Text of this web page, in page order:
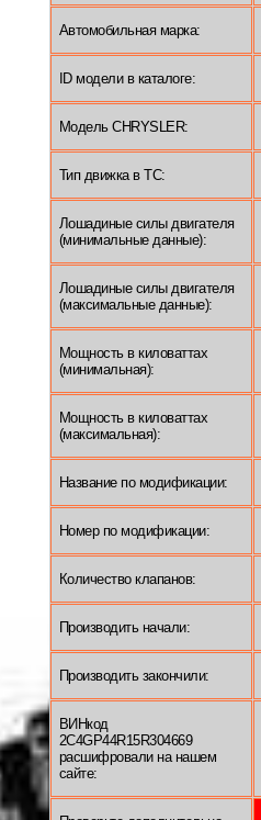
Автомобильная марка:
ID модели в каталоге:
Модель CHRYSLER:
Тип движка в ТС:
Лошадиные силы двигателя
(минимальные данные):
Лошадиные силы двигателя
(максимальные данные):
Мощность в киловаттах
(минимальная):
Мощность в киловаттах
(максимальная):
Название по модификации:
Номер по модификации:
Количество клапанов:
Производить начали:
Производить закончили:
ВИНкод
2C4GP44R15R304669
расшифровали на нашем
сайте: